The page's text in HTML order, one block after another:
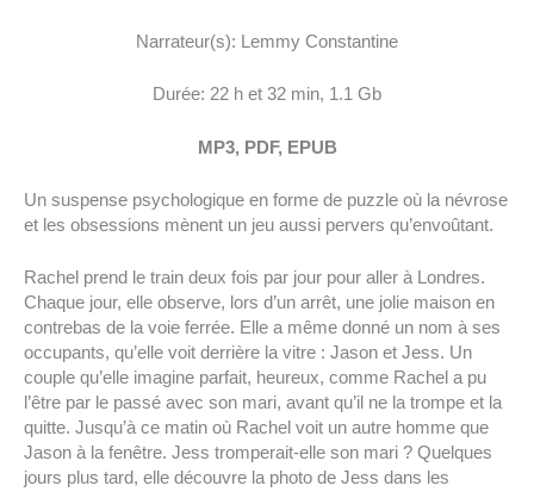
Narrateur(s): Lemmy Constantine
Durée: 22 h et 32 min, 1.1 Gb
MP3, PDF, EPUB
Un suspense psychologique en forme de puzzle où la névrose
et les obsessions mènent un jeu aussi pervers qu’envoûtant.
Rachel prend le train deux fois par jour pour aller à Londres.
Chaque jour, elle observe, lors d’un arrêt, une jolie maison en
contrebas de la voie ferrée. Elle a même donné un nom à ses
occupants, qu’elle voit derrière la vitre : Jason et Jess. Un
couple qu’elle imagine parfait, heureux, comme Rachel a pu
l’être par le passé avec son mari, avant qu’il ne la trompe et la
quitte. Jusqu’à ce matin où Rachel voit un autre homme que
Jason à la fenêtre. Jess tromperait-elle son mari ? Quelques
jours plus tard, elle découvre la photo de Jess dans les